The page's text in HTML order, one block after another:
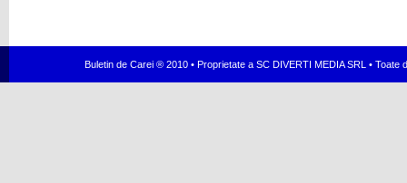
Buletin de Carei ® 2010 • Proprietate a SC DIVERTI MEDIA SRL •